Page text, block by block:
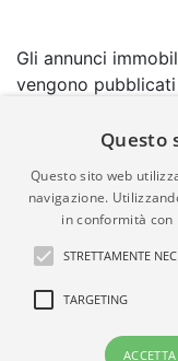
Gli annunci
vengono
comporta
garanzia da parte
quindi non è
correttezza, della
materia di privacy
suddetti annunci.
© Copyright 2007
Questo
Questo sito web
navigazione.
in conformità con
STRETTAMENTE
TARGETING